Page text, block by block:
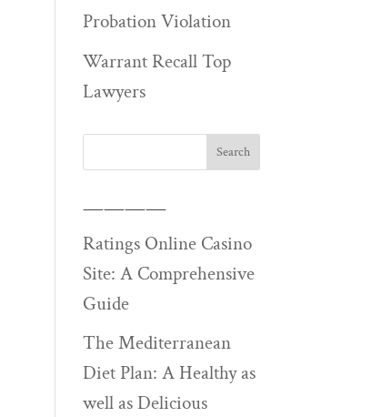
Probation Violation
Warrant Recall Top
Lawyers
————
Ratings Online Casino
Site: A Comprehensive
Guide
The Mediterranean
Diet Plan: A Healthy as
well as Delicious